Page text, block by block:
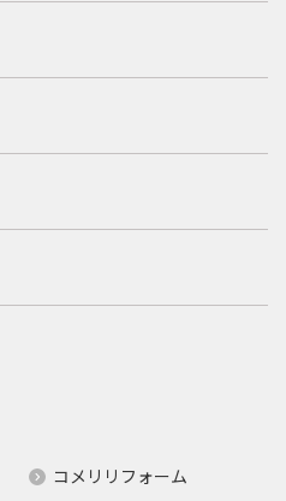
コメリリフォーム